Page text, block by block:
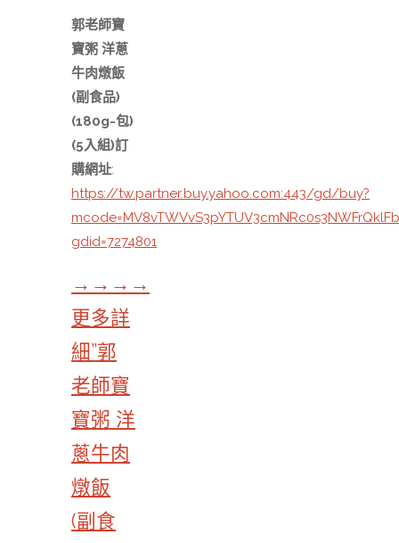
郭老師寶
寶粥 洋蔥
牛肉燉飯
(副食品)
(180g-包)
(5入組)訂
購網址:
https://tw.partner.buy.yahoo.com:443/gd/buy?
gdid=7274801
→→→→
更多詳
細”郭
老師寶
寶粥 洋
蔥牛肉
燉飯
(副食